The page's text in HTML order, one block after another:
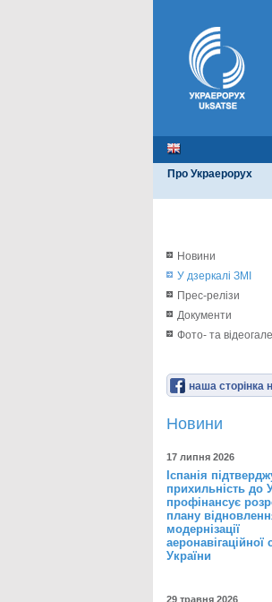
Про Украерорух
Новини
У дзеркалі ЗМІ
Прес-релізи
Документи
Фото- та
наша сторінка
Новини
17 липня 2026
Іспанія
прихильність до
профінансує
плану
модернізації
аеронавігаційної
України
29 травня 2026